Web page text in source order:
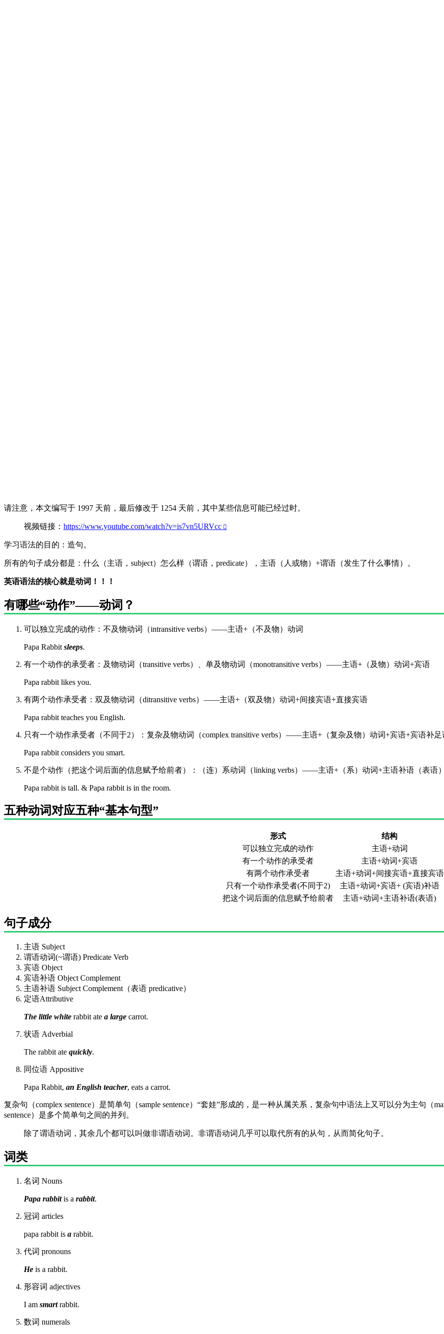
请注意，本文编写于 1997 天前，最后修改于 1254 天前，其中某些信息可能已经过时。
视频链接： https://www.youtube.com/watch?v=is7vn5URVcc
学习语法的目的：造句。
所有的句子成分都是：什么（主语，subject）怎么样（谓语，predicate），主语（人或物）+谓语（发生了什么事情）。
英语语法的核心就是动词！！！
有哪些“动作”——动词？
可以独立完成的动作：不及物动词（intransitive verbs）——主语+（不及物）动词
Papa Rabbit sleeps.
有一个动作的承受者：及物动词（transitive verbs）、单及物动词（monotransitive verbs）——主语+（及物）动词+宾语
Papa rabbit likes you.
有两个动作承受者：双及物动词（ditransitive verbs）——主语+（双及物）动词+间接宾语+直接宾语
Papa rabbit teaches you English.
只有一个动作承受者（不同于2）：复杂及物动词（complex transitive verbs）——主语+（复杂及物）动词+宾语+宾语补足
Papa rabbit considers you smart.
不是个动作（把这个词后面的信息赋予给前者）：（连）系动词（linking verbs）——主语+（系）动词+主语补语（表语
Papa rabbit is tall. & Papa rabbit is in the room.
五种动词对应五种“基本句型”
形式
结构
可以独立完成的动作
主语+动词
有一个动作的承受者
主语+动词+宾语
有两个动作承受者
主语+动词+间接宾语+直接宾语
只有一个动作承受者(不同于2)
主语+动词+宾语+ (宾语)补语
把这个词后面的信息赋予给前者
主语+动词+主语补语(表语)
句子成分
主语 Subject
谓语动词(~谓语) Predicate Verb
宾语 Object
宾语补语 Object Complement
主语补语 Subject Complement（表语 predicative）
定语Attributive
The little white rabbit ate a large carrot.
状语 Adverbial
The rabbit ate quickly.
同位语 Appositive
Papa Rabbit, an English teacher, eats a carrot.
复杂句（complex sentence）是简单句（sample sentence）“套娃”形成的，是一种从属关系，复杂句中语法上又可以分为主句（
sentence）是多个简单句之间的并列。
除了谓语动词，其余几个都可以叫做非谓语动词。非谓语动词几乎可以取代所有的从句，从而简化句子。
词类
名词 Nouns
Papa rabbitis a rabbit.
冠词 articles
papa rabbit is a rabbit.
代词 pronouns
He is a rabbit.
形容词 adjectives
I am smartrabbit.
数词 numerals